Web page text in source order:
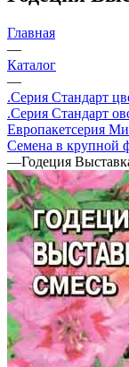
Главная
—
Каталог
—
.Серия Стандарт
.Серия Стандарт
Европакетсерия
Семена в крупной
—Годеция